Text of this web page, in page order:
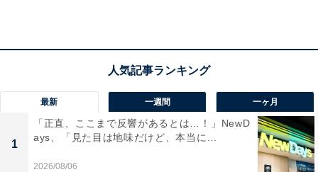
ます。続報にも注目が集まりますね。
最新 一週間 一ヶ月
1
「正直、ここまで反響があるとは…！」NewD
ays、「見た目は地味だけど、本当に...
2026/08/06